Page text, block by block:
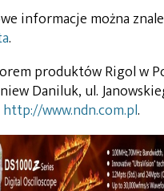
informacje można
.
produktów Rigol w
Daniluk, ul.
http://www.ndn.com.pl.